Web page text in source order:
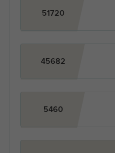
51720
45682
5460